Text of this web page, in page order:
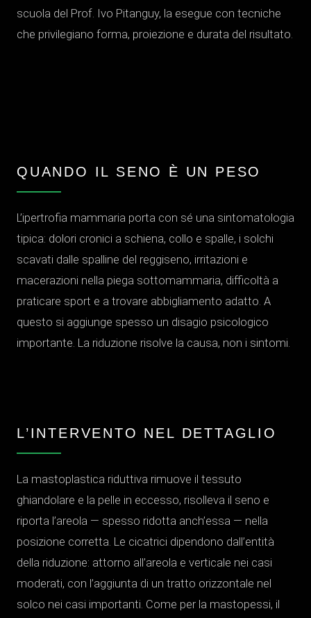
scuola del Prof. Ivo Pitanguy, la esegue con tecniche
che privilegiano forma, proiezione e durata del risultato.
QUANDO IL SENO È UN PESO
L’ipertrofia mammaria porta con sé una sintomatologia
tipica: dolori cronici a schiena, collo e spalle, i solchi
scavati dalle spalline del reggiseno, irritazioni e
macerazioni nella piega sottomammaria, difficoltà a
praticare sport e a trovare abbigliamento adatto. A
questo si aggiunge spesso un disagio psicologico
importante. La riduzione risolve la causa, non i sintomi.
L’INTERVENTO NEL DETTAGLIO
La mastoplastica riduttiva rimuove il tessuto
ghiandolare e la pelle in eccesso, risolleva il seno e
riporta l’areola — spesso ridotta anch’essa — nella
posizione corretta. Le cicatrici dipendono dall’entità
della riduzione: attorno all’areola e verticale nei casi
moderati, con l’aggiunta di un tratto orizzontale nel
solco nei casi importanti. Come per la mastopessi, il